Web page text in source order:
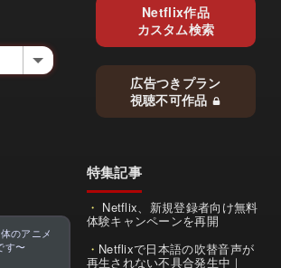
Netflix作品
カスタム検索
広告つきプラン
視聴不可作品
のアニメ
す〜
特集記事
Netflix、新規登録者向け無料
体験キャンペーンを再開
Netflixで日本語の吹替音声が
再生されない不具合発生中｜